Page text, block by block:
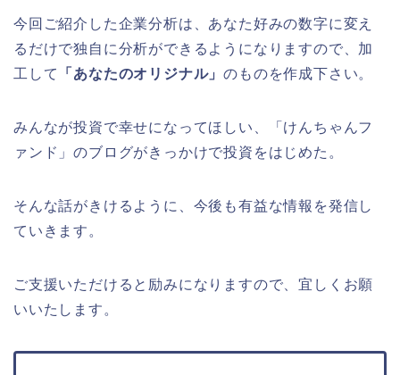
今回ご紹介した企業分析は、あなた好みの数字に変え
るだけで独自に分析ができるようになりますので、加
工して
「あなたのオリジナル」のものを作成下さい。
みんなが投資で幸せになってほしい、「けんちゃんフ
ァンド」のブログがきっかけで投資をはじめた。
そんな話がきけるように、今後も有益な情報を発信し
ていきます。
ご支援いただけると励みになりますので、宜しくお願
いいたします。